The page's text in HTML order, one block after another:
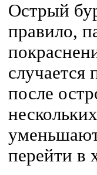
Острый
правило,
случается
после
перейти в